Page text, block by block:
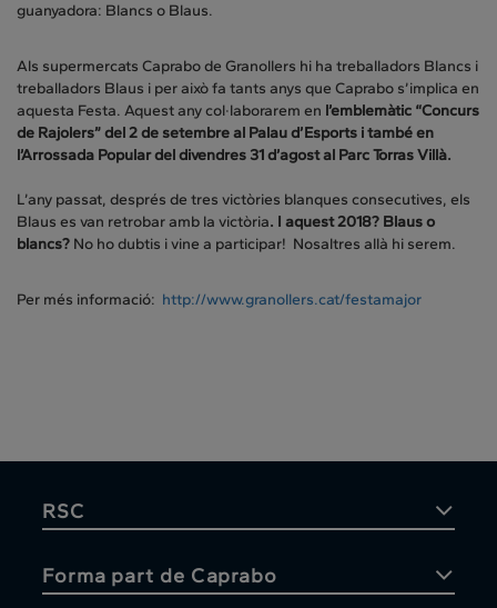
guanyadora: Blancs o Blaus.
Als supermercats Caprabo de Granollers hi ha treballadors Blancs i
treballadors Blaus i per això fa tants anys que Caprabo s’implica en
aquesta Festa. Aquest any col·laborarem en l’emblemàtic “Concurs
de Rajolers” del 2 de setembre al Palaud’Esports i també en
l’Arrossada Popular del divendres 31 d’agost al Parc Torras Villà.
L’any passat, després de tres victòries blanques consecutives, els
Blaus es van retrobar amb la victòria. I aquest 2018? Blaus o
blancs? No ho dubtis i vine a participar! Nosaltres allà hi serem.
Per més informació: http://www.granollers.cat/festamajor
RSC
Forma part de Caprabo